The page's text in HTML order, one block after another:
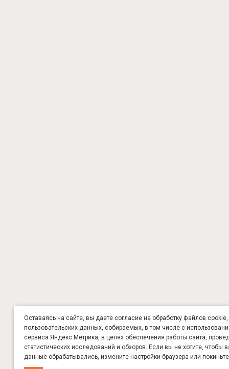
Оставаясь на сайте, вы даете согласие на обработку файлов cookie,
пользовательских данных, собираемых, в том числе с
сервиса Яндекс.Метрика, в целях обеспечения работы сайта,
статистических исследований и обзоров. Если вы не хотите, чтобы
данные обрабатывались, измените настройки браузера или